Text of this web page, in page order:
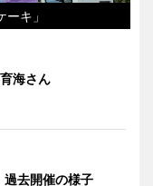
キ」
海さん
去開催の様子